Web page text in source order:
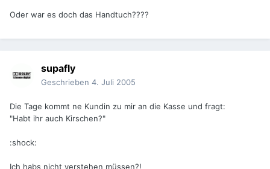
Oder war es doch das Handtuch????
supafly
Geschrieben 4. Juli 2005
Die Tage kommt ne Kundin zu mir an die Kasse und fragt:
"Habt ihr auch Kirschen?"
:shock:
Ich habs nicht verstehen müssen?!